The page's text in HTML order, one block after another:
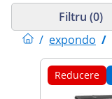
/ expondo /
Filtru (0)
Reducere